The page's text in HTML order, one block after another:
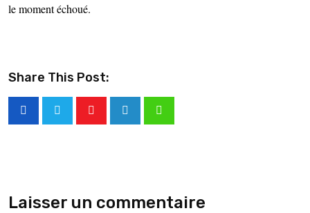
le moment échoué.
Share This Post:
Laisser un commentaire